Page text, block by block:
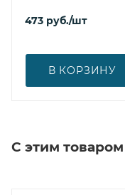
473 руб./шт
В КОРЗИНУ
С этим